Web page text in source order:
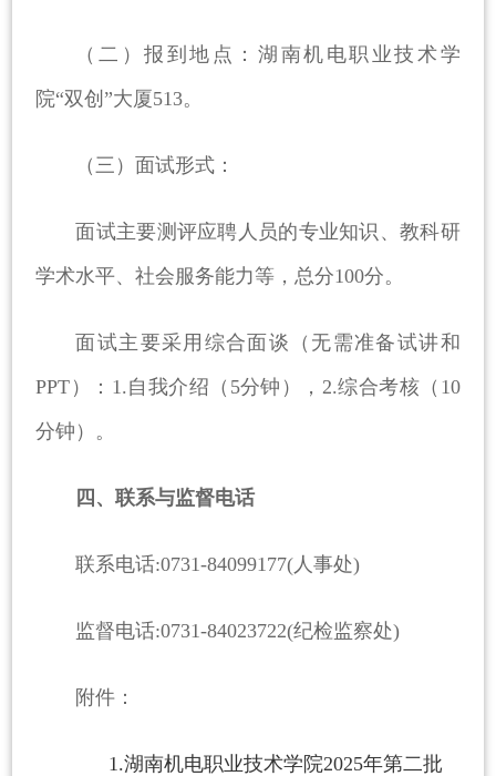
（二）报到地点：湖南机电职业技术学
院“双创”大厦513。
（三）面试形式：
面试主要测评应聘人员的专业知识、教科研
学术水平、社会服务能力等，总分100分。
面试主要采用综合面谈（无需准备试讲和
PPT）：1.自我介绍（5分钟），2.综合考核（10
分钟）。
四、联系与监督电话
联系电话:0731-84099177(人事处)
监督电话:0731-84023722(纪检监察处)
附件：
1.湖南机电职业技术学院2025年第二批